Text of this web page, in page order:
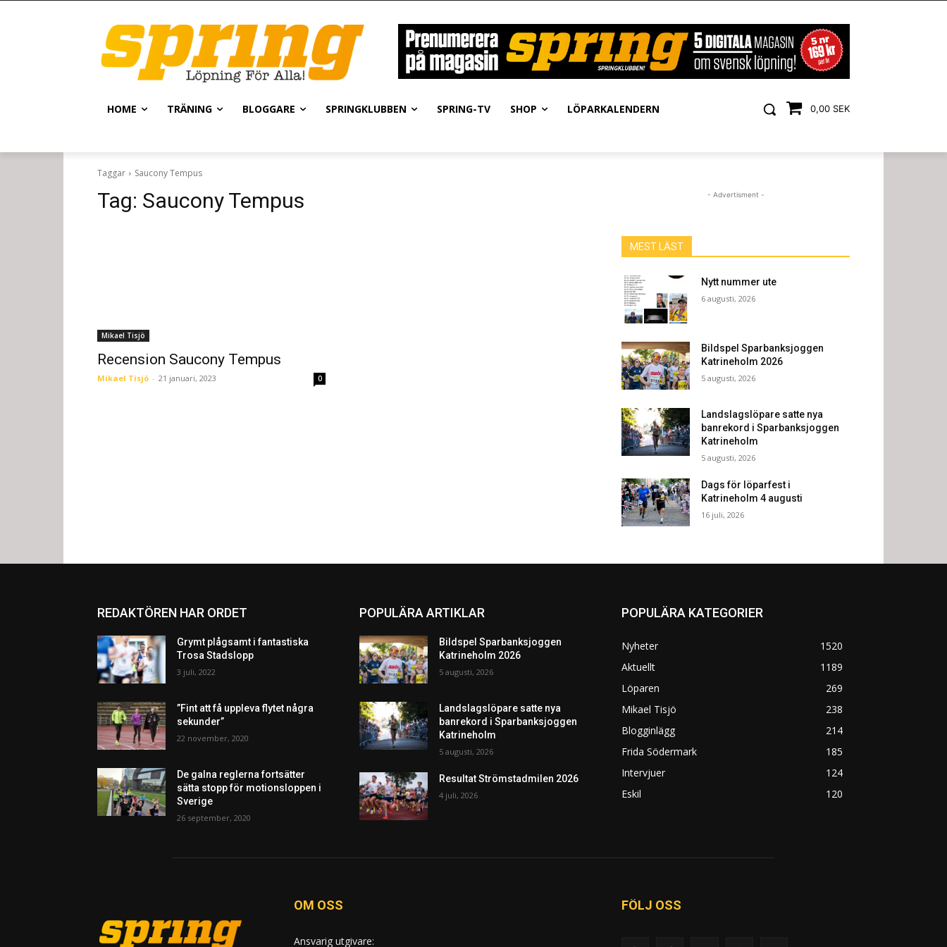
0,00 SEK
HOME TRÄNING BLOGGARE SPRINGKLUBBEN SPRING-TV SHOP LÖPARKALENDERN
Taggar Saucony Tempus
Tag: Saucony Tempus
Mikael Tisjö
Recension Saucony Tempus
Mikael Tisjö - 21 januari, 2023 0
- Advertisment -
MEST LÄST
Nytt nummer ute
6 augusti, 2026
Bildspel Sparbanksjoggen
Katrineholm 2026
5 augusti, 2026
Landslagslöpare satte nya
banrekord i Sparbanksjoggen
Katrineholm
5 augusti, 2026
Dags för löparfest i
Katrineholm 4 augusti
16 juli, 2026
REDAKTÖREN HAR ORDET
Grymt plågsamt i fantastiska
Trosa Stadslopp
3 juli, 2022
”Fint att få uppleva flytet några
sekunder”
22 november, 2020
De galna reglerna fortsätter
sätta stopp för motionsloppen i
Sverige
26 september, 2020
POPULÄRA ARTIKLAR
Bildspel Sparbanksjoggen
Katrineholm 2026
5 augusti, 2026
Landslagslöpare satte nya
banrekord i Sparbanksjoggen
Katrineholm
5 augusti, 2026
Resultat Strömstadmilen 2026
4 juli, 2026
POPULÄRA KATEGORIER
Nyheter
1520
Aktuellt
1189
Löparen
269
Mikael Tisjö
238
Blogginlägg
214
Frida Södermark
185
Intervjuer
124
Eskil
120
OM OSS
Ansvarig utgivare:
FÖLJ OSS